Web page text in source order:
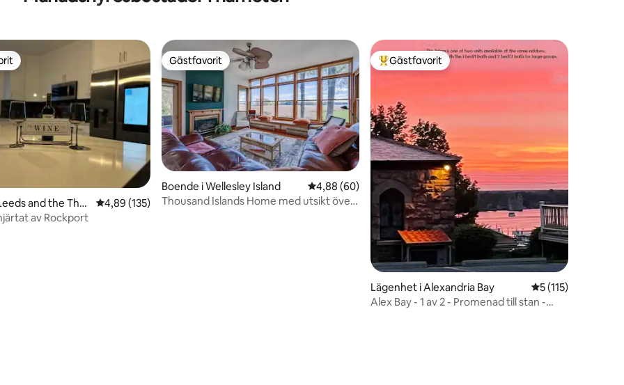
and the Tho
4,89 av 5 i genomsnittligt betyg, 135 omdömen
4,89 (135)
av Rockport
Gästfavorit
Gästfavorit
Boende i Wellesley Island 4,88 av 5 i genomsnittligt betyg, 60 omdömen
4,88 (60)
Thousand Islands Home med utsikt över
Populär gästfavorit
Gästfavorit
Lägenhet i Alexandria Bay 5 av 5 i
5 (115)
Alex Bay - 1 av 2 - Promenad till stan -